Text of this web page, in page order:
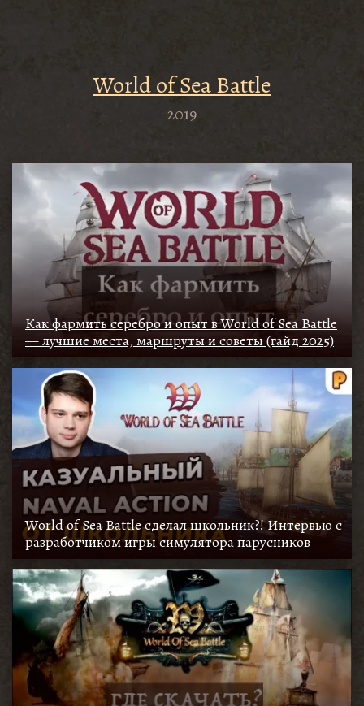
World of Sea Battle
2019
Как фармить серебро и опыт в World of Sea Battle
— лучшие места, маршруты и советы (гайд 2025)
World of Sea Battle сделал школьник?! Интервью с
разработчиком игры симулятора парусников